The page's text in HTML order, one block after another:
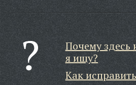
Почему здесь
я ищу?
Как